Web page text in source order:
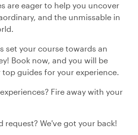
are eager to help you uncover
and the unmissable in
set your course towards an
Book now, and you will be
guides for your experience.
Fire away with your
request? We've got your back!